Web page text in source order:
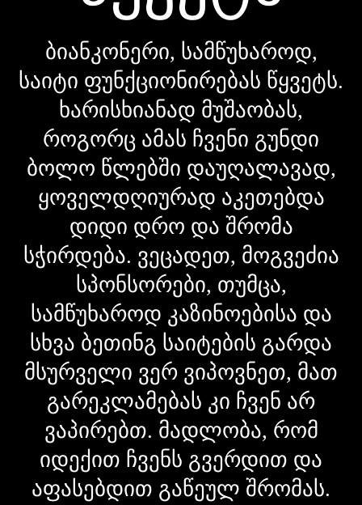
ბიანკონერი, სამწუხაროდ,
საიტი ფუნქციონირებას წყვეტს.
ხარისხიანად მუშაობას,
როგორც ამას ჩვენი გუნდი
ბოლო წლებში დაუღალავად,
ყოველდღიურად აკეთებდა
დიდი დრო და შრომა
სჭირდება. ვეცადეთ, მოგვეძია
სპონსორები, თუმცა,
სამწუხაროდ კაზინოებისა და
სხვა ბეთინგ საიტების გარდა
მსურველი ვერ ვიპოვნეთ, მათ
გარეკლამებას კი ჩვენ არ
ვაპირებთ. მადლობა, რომ
იდექით ჩვენს გვერდით და
აფასებდით გაწეულ შრომას.